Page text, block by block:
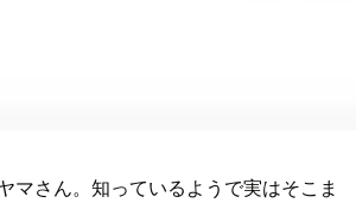
マさん。知っているようで実はそこま